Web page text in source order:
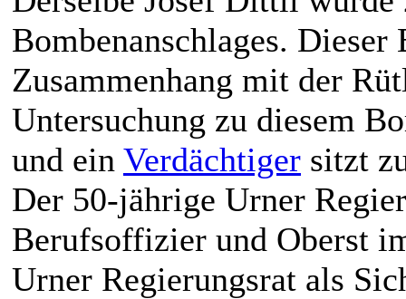
Bombenanschlages.
Zusammenhang mit der
Untersuchung zu diesem
und ein Verdächtiger sitzt
Der 50-jährige Urner
Berufsoffizier und Oberst
Urner Regierungsrat als